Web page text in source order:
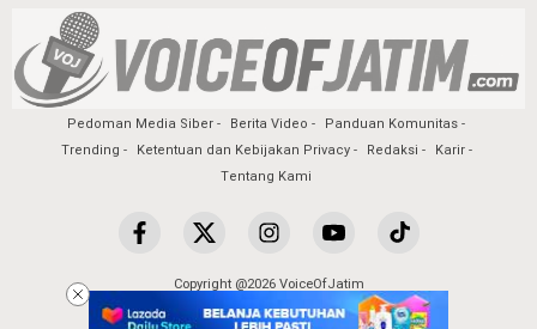
Pedoman Media Siber Berita Video
Panduan Komunitas
Trending
Ketentuan dan Kebijakan Privacy Redaksi
Karir
Tentang Kami
Copyright @2026 VoiceOfJatim
All Rights Reserved